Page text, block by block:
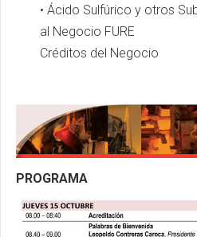
• Ácido Sulfúrico y otros
al Negocio FURE
Créditos del Negocio
PROGRAMA